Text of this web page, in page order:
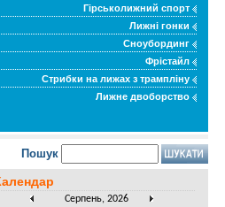
Гірськолижний спорт
Лижні гонки
Сноубординг
Фрістайл
Стрибки на лижах з трампліну
Лижне двоборство
Пошук
Серпень, 2026